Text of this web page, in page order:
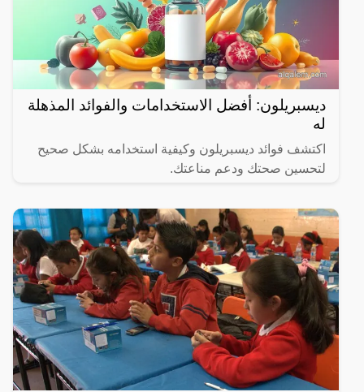
ديسبريلون: أفضل الاستخدامات والفوائد المذهلة
له
اكتشف فوائد ديسبريلون وكيفية استخدامه بشكل صحيح
لتحسين صحتك ودعم مناعتك.